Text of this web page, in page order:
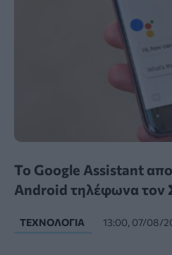
Το Google Assistant
Android τηλέφωνα τον
ΤΕΧΝΟΛΟΓΊΑ 13:00, 07/08/